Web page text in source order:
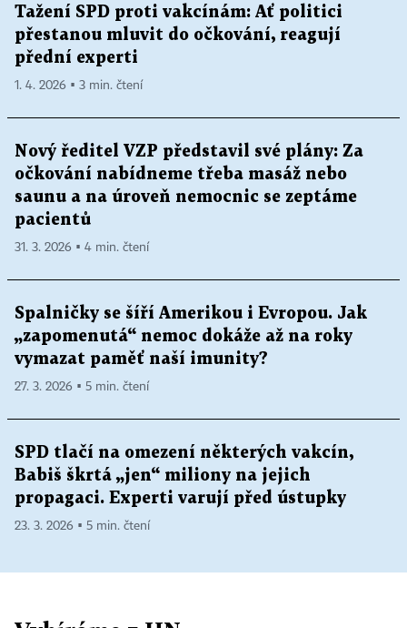
Tažení SPD proti vakcínám: Ať politici
přestanou mluvit do očkování, reagují
přední experti
1. 4. 2026 ▪ 3 min. čtení
Nový ředitel VZP představil své plány: Za
očkování nabídneme třeba masáž nebo
saunu a na úroveň nemocnic se zeptáme
pacientů
31. 3. 2026 ▪ 4 min. čtení
Spalničky se šíří Amerikou i Evropou. Jak
„zapomenutá“ nemoc dokáže až na roky
vymazat paměť naší imunity?
27. 3. 2026 ▪ 5 min. čtení
SPD tlačí na omezení některých vakcín,
Babiš škrtá „jen“ miliony na jejich
propagaci. Experti varují před ústupky
23. 3. 2026 ▪ 5 min. čtení